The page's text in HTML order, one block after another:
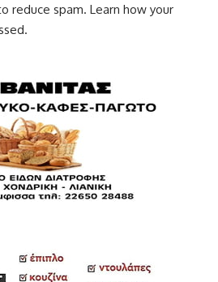
reduce spam. Learn how your